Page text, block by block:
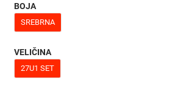
BOJA
SREBRNA
VELIČINA
27U1 SET